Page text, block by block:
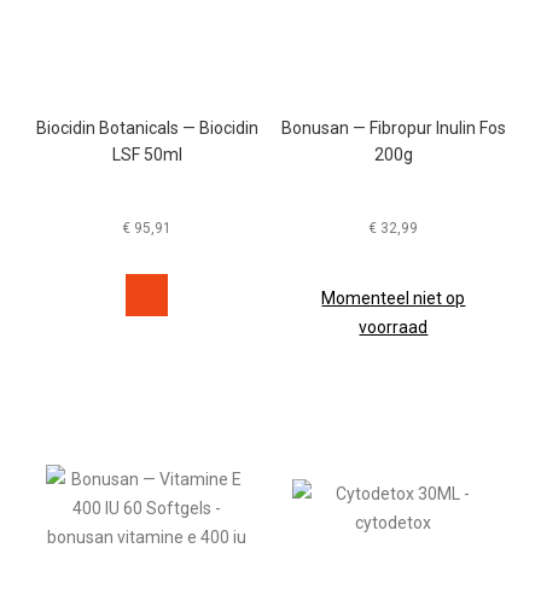
Biocidin Botanicals — Biocidin
LSF 50ml
€ 95,91
Bonusan — Fibropur Inulin Fos
200g
€ 32,99
Momenteel niet op
voorraad